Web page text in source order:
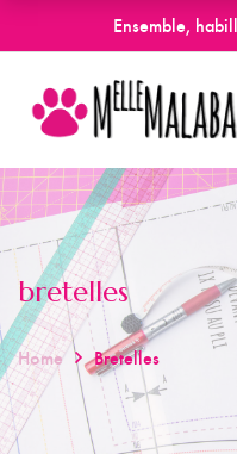
Ensemble,
bretelles
Home Bretelles